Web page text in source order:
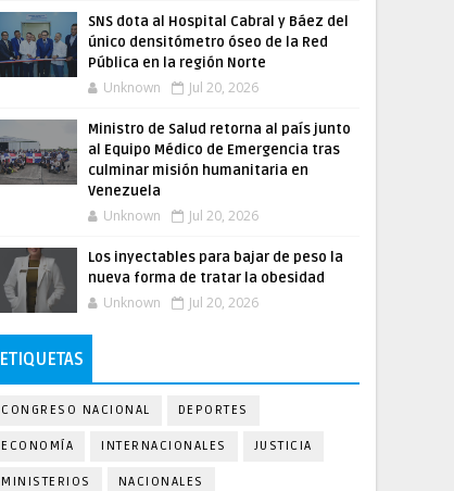
SNS dota al Hospital Cabral y Báez del
único densitómetro óseo de la Red
Pública en la región Norte
Unknown Jul 20, 2026
Ministro de Salud retorna al país junto
al Equipo Médico de Emergencia tras
culminar misión humanitaria en
Venezuela
Unknown Jul 20, 2026
Los inyectables para bajar de peso la
nueva forma de tratar la obesidad
Unknown Jul 20, 2026
ETIQUETAS
CONGRESO NACIONAL DEPORTES
ECONOMÍA INTERNACIONALES JUSTICIA
MINISTERIOS NACIONALES